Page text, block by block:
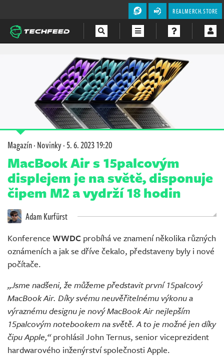
REALMERCH.STORE
Magazín·Novinky·5. 6. 2023 19:20
MacBook Air s 15palcovým
displejem je na světě, disponuje
čipem M2 a vydrží 18 hodin
Adam Kurfürst
Konference WWDC probíhá ve znamení několika různých
oznámeních a jak se dříve čekalo, představeny byly i nové
počítače.
„Jsme nadšeni, že můžeme představit první 15palcový
MacBook Air. Díky svému neuvěřitelnému výkonu a
výraznému designu je nový MacBook Air nejlepším
15palcovým notebookem na světě. A to je možné jen díky
čipu Apple,“prohlásil John Ternus, senior viceprezident
hardwarového inženýrství společnosti Apple.